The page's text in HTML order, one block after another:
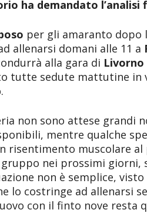
ha demandato l’analisi
per gli amaranto dopo
allenarsi domani alle 11 a
alla gara di Livorno
tutte sedute mattutine in
non sono attese grandi
mentre qualche
risentimento muscolare
nei prossimi
non è semplice, visto
lo costringe ad allenarsi
con il finto nove resta